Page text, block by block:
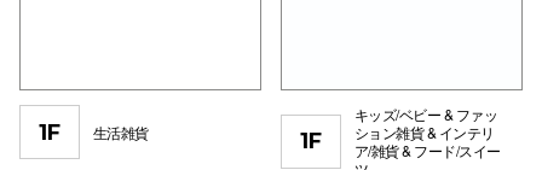
1F 生活雑貨 1F
キッズ/ベビー & ファッ
ション雑貨 & インテリ
ア/雑貨 & フード/スイー高崎オ